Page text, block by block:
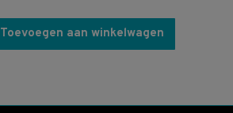
Toevoegen aan winkelwagen